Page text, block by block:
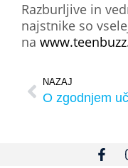
Razburljive in
najstnike so
na
NAZAJ